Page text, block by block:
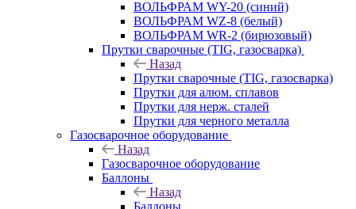
ВОЛЬФРАМ WY-20 (синий)
ВОЛЬФРАМ WZ-8 (белый)
ВОЛЬФРАМ WR-2 (бирюзовый)
Прутки сварочные (TIG, газосварка)
Назад
Прутки сварочные (TIG, газосварка)
Прутки для алюм. сплавов
Прутки для нерж. сталей
Прутки для черного металла
Газосварочное оборудование
Назад
Газосварочное оборудование
Баллоны
Назад
Баллоны